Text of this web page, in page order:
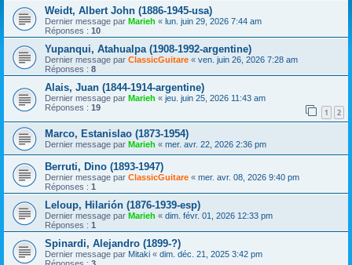
Weidt, Albert John (1886-1945-usa)
Dernier message par Marieh « lun. juin 29, 2026 7:44 am
Réponses : 10
Yupanqui, Atahualpa (1908-1992-argentine)
Dernier message par ClassicGuitare « ven. juin 26, 2026 7:28 am
Réponses : 8
Alais, Juan (1844-1914-argentine)
Dernier message par Marieh « jeu. juin 25, 2026 11:43 am
Réponses : 19 1 2
Marco, Estanislao (1873-1954)
Dernier message par Marieh « mer. avr. 22, 2026 2:36 pm
Berruti, Dino (1893-1947)
Dernier message par ClassicGuitare « mer. avr. 08, 2026 9:40 pm
Réponses : 1
Leloup, Hilarión (1876-1939-esp)
Dernier message par Marieh « dim. févr. 01, 2026 12:33 pm
Réponses : 1
Spinardi, Alejandro (1899-?)
Dernier message par Mitaki « dim. déc. 21, 2025 3:42 pm